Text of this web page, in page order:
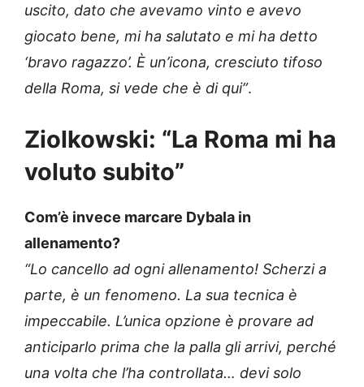
uscito, dato che avevamo vinto e avevo
giocato bene, mi ha salutato e mi ha detto
‘bravo ragazzo’. È un’icona, cresciuto tifoso
della Roma, si vede che è di qui”.
Ziolkowski: “La Roma mi ha
voluto subito”
Com’è invece marcare Dybala in
allenamento?
“Lo cancello ad ogni allenamento! Scherzi a
parte, è un fenomeno. La sua tecnica è
impeccabile. L’unica opzione è provare ad
anticiparlo prima che la palla gli arrivi, perché
una volta che l’ha controllata… devi solo